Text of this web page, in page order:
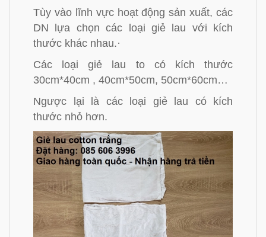
Tùy vào lĩnh vực hoạt động sản xuất, các
DN lựa chọn các loại giẻ lau với kích
thước khác nhau.·
Các loại giẻ lau to có kích thước
30cm*40cm , 40cm*50cm, 50cm*60cm…
Ngược lại là các loại giẻ lau có kích
thước nhỏ hơn.